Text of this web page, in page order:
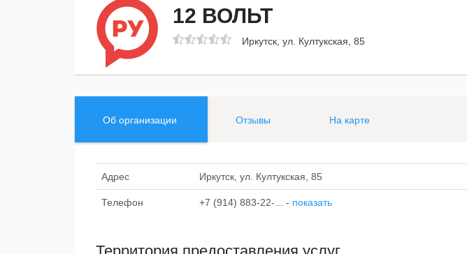
12 ВОЛЬТ
Иркутск, ул. Култукская, 85
Об организации Отзывы На карте
Адрес Иркутск, ул. Култукская, 85
Телефон +7 (914) 883-22-... - показать